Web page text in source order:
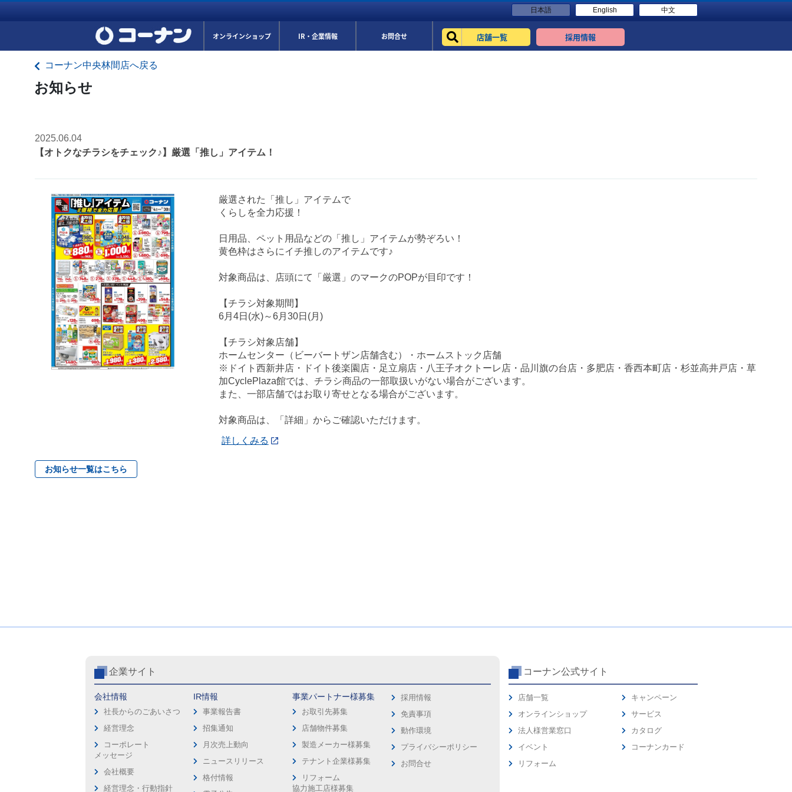
日本語 English 中文
オンラインショップ IR・企業情報 お問合せ 店舗一覧 採用情報
コーナン中央林間店へ戻る
お知らせ
2025.06.04
【オトクなチラシをチェック♪】厳選「推し」アイテム！
厳選された「推し」アイテムで
くらしを全力応援！
日用品、ペット用品などの「推し」アイテムが勢ぞろい！
黄色枠はさらにイチ推しのアイテムです♪
対象商品は、店頭にて「厳選」のマークのPOPが目印です！
【チラシ対象期間】
6月4日(水)～6月30日(月)
【チラシ対象店舗】
ホームセンター（ビーバートザン店舗含む）・ホームストック店舗
※ドイト西新井店・ドイト後楽園店・足立扇店・八王子オクトーレ店・品川旗の台店・多肥店・香西本町店・杉並高井戸店・草
加CyclePlaza館では、チラシ商品の一部取扱いがない場合がございます。
また、一部店舗ではお取り寄せとなる場合がございます。
対象商品は、「詳細」からご確認いただけます。
詳しくみる
お知らせ一覧はこちら
企業サイト
会社情報
社長からのごあいさつ
経営理念
コーポレート
メッセージ
会社概要
経営理念・行動指針
IR情報
事業報告書
招集通知
月次売上動向
ニュースリリース
格付情報
事業パートナー様募集
お取引先募集
店舗物件募集
製造メーカー様募集
テナント企業様募集
リフォーム
協力施工店様募集
採用情報
免責事項
動作環境
プライバシーポリシー
お問合せ
コーナン公式サイト
店舗一覧
オンラインショップ
法人様営業窓口
イベント
リフォーム
キャンペーン
サービス
カタログ
コーナンカード